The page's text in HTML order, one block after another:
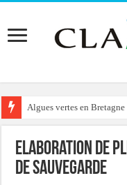
Algues vertes en
Reconstruction de
Elaboration de
de sauvegarde